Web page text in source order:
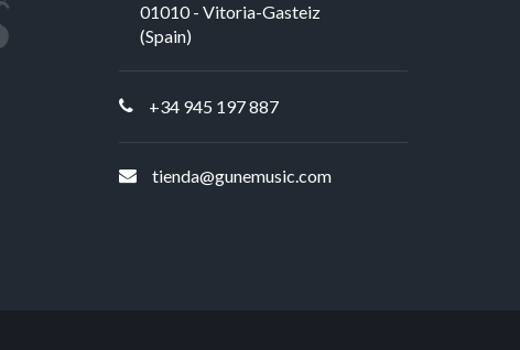
01010 - Vitoria-Gasteiz
(Spain)
+34 945 197 887
tienda@gunemusic.com